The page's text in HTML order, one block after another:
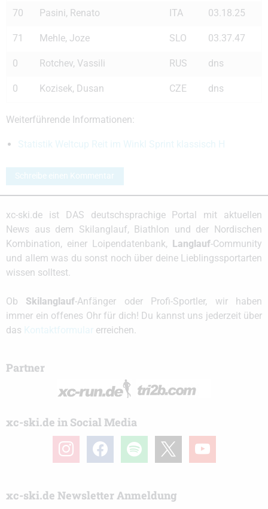
70 Pasini, Renato ITA 03.18.25
71 Mehle, Joze SLO 03.37.47
0 Rotchev, Vassili RUS dns
0 Kozisek, Dusan CZE dns
Weiterführende Informationen:
Statistik Weltcup Reit im Winkl Sprint klassisch H
Schreibe einen Kommentar
xc-ski.de ist DAS deutschsprachige Portal mit aktuellen
News aus dem Skilanglauf, Biathlon und der Nordischen
Kombination, einer Loipendatenbank, Langlauf-Community
und allem was du sonst noch über deine Lieblingssportarten
wissen solltest.
Ob Skilanglauf-Anfänger oder Profi-Sportler, wir haben
immer ein offenes Ohr für dich! Du kannst uns jederzeit über
das
erreichen.
Partner
xc-ski.de in Social Media
instagramfacebook spotify youtube
xc-ski.de Newsletter Anmeldung